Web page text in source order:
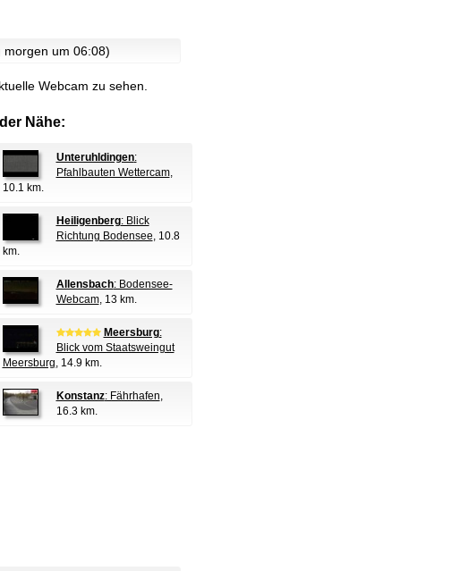
um 06:08)
Webcam zu sehen.
Nähe:
Unteruhldingen:
Pfahlbauten Wettercam,
10.1 km.
Heiligenberg: Blick
Richtung Bodensee, 10.8
km.
Allensbach: Bodensee-
Webcam, 13 km.
Meersburg:
Blick vom Staatsweingut
Meersburg, 14.9 km.
Konstanz: Fährhafen,
16.3 km.